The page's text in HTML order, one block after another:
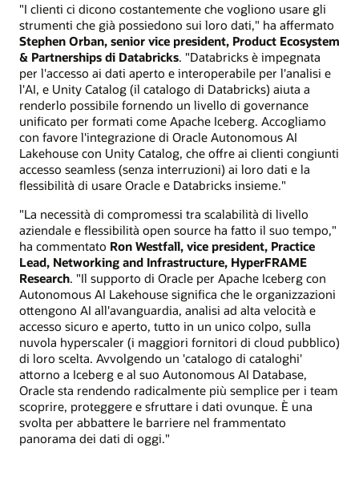
"I clienti ci dicono costantemente che vogliono usare gli
strumenti che già possiedono sui loro dati," ha affermato
Stephen Orban, senior vice president, Product Ecosystem
& Partnerships di Databricks. "Databricks è impegnata
per l'accesso ai dati aperto e interoperabile per l'analisi e
l'AI, e Unity Catalog (il catalogo di Databricks) aiuta a
renderlo possibile fornendo un livello di governance
unificato per formati come Apache Iceberg. Accogliamo
con favore l'integrazione di Oracle Autonomous AI
Lakehouse con Unity Catalog, che offre ai clienti congiunti
accesso seamless (senza interruzioni) ai loro dati e la
flessibilità di usare Oracle e Databricks insieme."
"La necessità di compromessi tra scalabilità di livello
aziendale e flessibilità open source ha fatto il suo tempo,"
ha commentato Ron Westfall, vice president, Practice
Lead, Networking and Infrastructure, HyperFRAME
Research. "Il supporto di Oracle per Apache Iceberg con
Autonomous AI Lakehouse significa che le organizzazioni
ottengono AI all'avanguardia, analisi ad alta velocità e
accesso sicuro e aperto, tutto in un unico colpo, sulla
nuvola hyperscaler (i maggiori fornitori di cloud pubblico)
di loro scelta. Avvolgendo un 'catalogo di cataloghi'
attorno a Iceberg e al suo Autonomous AI Database,
Oracle sta rendendo radicalmente più semplice per i team
scoprire, proteggere e sfruttare i dati ovunque. È una
svolta per abbattere le barriere nel frammentato
panorama dei dati di oggi."